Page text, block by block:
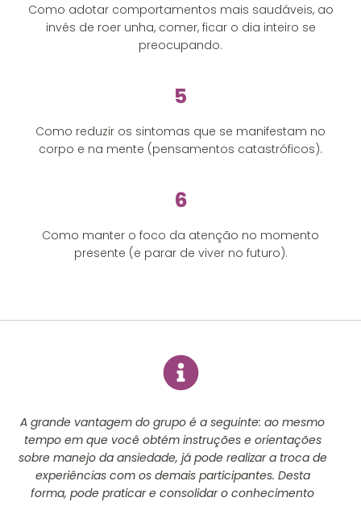
Como adotar comportamentos mais saudáveis, ao
invés de roer unha, comer, ficar o dia inteiro se
preocupando.
5
Como reduzir os sintomas que se manifestam no
corpo e na mente (pensamentos catastróficos).
6
Como manter o foco da atenção no momento
presente (e parar de viver no futuro).
A grande vantagem do grupo é a seguinte: ao mesmo
tempo em que você obtém instruções e orientações
sobre manejo da ansiedade, já pode realizar a troca de
experiências com os demais participantes. Desta
forma, pode praticar e consolidar o conhecimento